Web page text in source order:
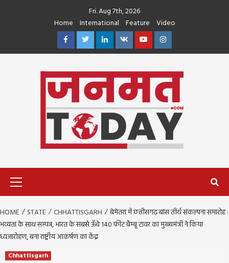
Fri. Aug 7th, 2026
Home
International Feature
Video
FacebookTwitterLinkedin
VK YoutubeInstagram
HOME STATE CHHATTISGARH
बेमेतरा में छत्तीसगढ़ बांस तीर्थ संकल्पना समारोह :
भव्यता के साथ सम्पन्न, भारत के सबसे ऊँचे 140 फीट बैम्बू टावर का मुख्यमंत्री ने किया
ध्वजारोहण, बना राष्ट्रीय आकर्षण का केंद्र
Chhattisgarh